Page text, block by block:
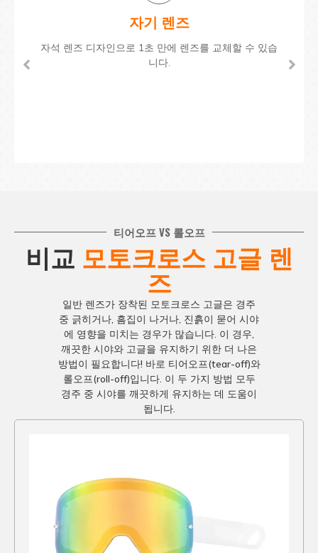
자기 렌즈
자석 렌즈 디자인으로 1초 만에 렌즈를 교체할 수 있습
니다.
프레임 소재
더욱 견고하고 내구성이 뛰어난 PC+TPU 듀얼 프
레임을 사용할 수 있습니다.
티어오프 VS 롤오프
비교 모토크로스 고글 렌
즈
일반 렌즈가 장착된 모토크로스 고글은 경주
중 긁히거나, 흠집이 나거나, 진흙이 묻어 시야
에 영향을 미치는 경우가 많습니다. 이 경우,
깨끗한 시야와 고글을 유지하기 위한 더 나은
방법이 필요합니다! 바로 티어오프(tear-off)와
롤오프(roll-off)입니다. 이 두 가지 방법 모두
경주 중 시야를 깨끗하게 유지하는 데 도움이
됩니다.